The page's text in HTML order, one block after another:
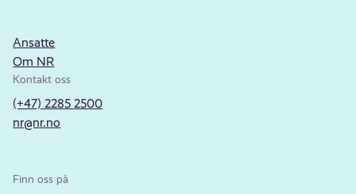
Ansatte
Om NR
Kontakt oss
(+47) 2285 2500
nr@nr.no
Finn oss på